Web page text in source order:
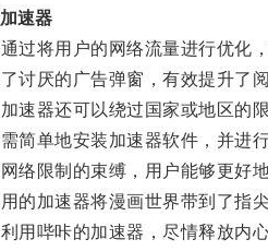
速器
将用户的网络流量进行优化，
厌的广告弹窗，有效提升了阅
器还可以绕过国家或地区的限
单地安装加速器软件，并进行
限制的束缚，用户能够更好地
加速器将漫画世界带到了指尖
哔咔的加速器，尽情释放内心